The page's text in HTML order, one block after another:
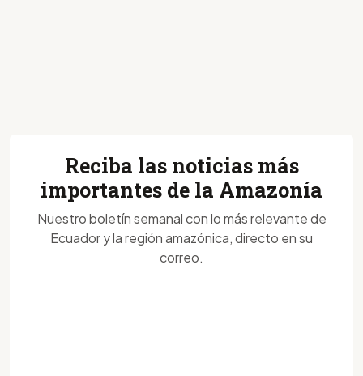
Reciba las noticias más
importantes de la Amazonía
Nuestro boletín semanal con lo más relevante de
Ecuador y la región amazónica, directo en su
correo.